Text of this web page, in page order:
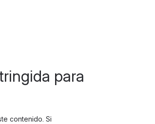
para
contenido. Si